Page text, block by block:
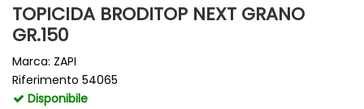
TOPICIDA BRODITOP NEXT GRANO
GR.150
Marca: ZAPI
Riferimento 54065
Disponibile